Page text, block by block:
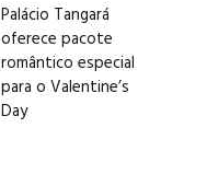
Palácio Tangará
oferece pacote
romântico especial
para o Valentine’s
Day